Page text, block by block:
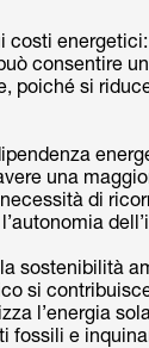
costi
consentire
poiché si
una
di
sostenibilità
si
l’energia
fossili e